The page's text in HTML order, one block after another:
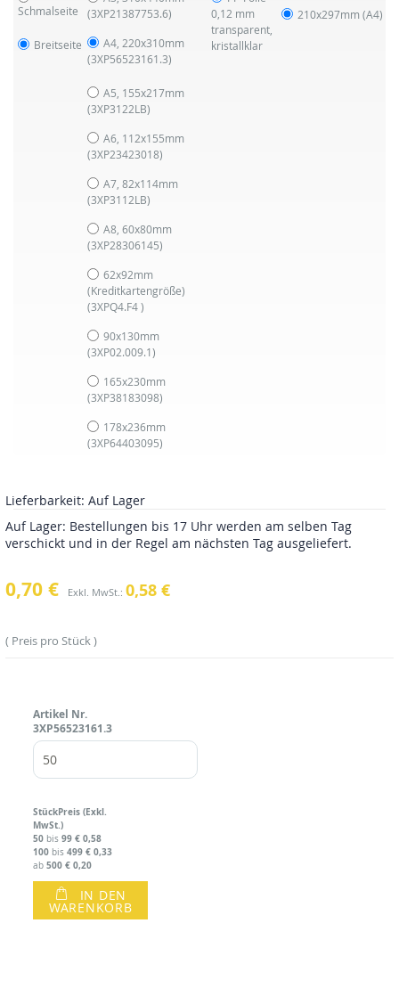
Schmalseite
Breitseite
(3XP21387753.6)
A4, 220x310mm
(3XP56523161.3)
A5, 155x217mm
(3XP3122LB)
A6, 112x155mm
(3XP23423018)
A7, 82x114mm
(3XP3112LB)
A8, 60x80mm
(3XP28306145)
62x92mm
(Kreditkartengröße)
(3XPQ4.F4 )
90x130mm
(3XP02.009.1)
165x230mm
(3XP38183098)
178x236mm
(3XP64403095)
0,12 mm
transparent,
kristallklar
210x297mm (A4)
Lieferbarkeit: Auf Lager
Auf Lager: Bestellungen bis 17 Uhr werden am selben Tag
verschickt und in der Regel am nächsten Tag ausgeliefert.
0,70 € 0,58 €
Preis pro Stück
Artikel Nr.
3XP56523161.3
StückPreis (Exkl.
MwSt.)
50 bis 99 € 0,58
100 bis 499 € 0,33
ab 500 € 0,20
IN DEN
WARENKORB